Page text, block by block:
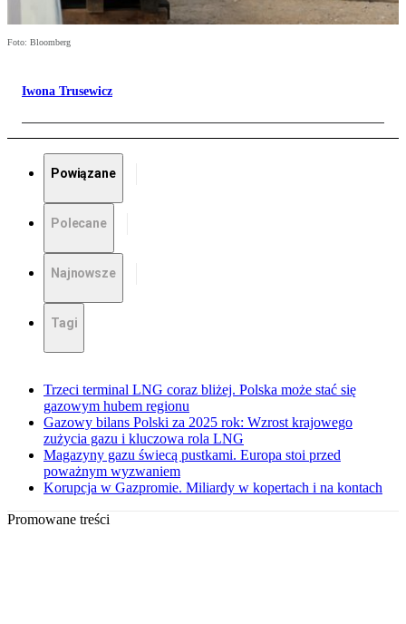
Foto: Bloomberg
Iwona Trusewicz
Powiązane
Polecane
Najnowsze
Tagi
Trzeci terminal LNG coraz bliżej. Polska może stać się
gazowym hubem regionu
Gazowy bilans Polski za 2025 rok: Wzrost krajowego
zużycia gazu i kluczowa rola LNG
Magazyny gazu świecą pustkami. Europa stoi przed
poważnym wyzwaniem
Korupcja w Gazpromie. Miliardy w kopertach i na kontach
Promowane treści